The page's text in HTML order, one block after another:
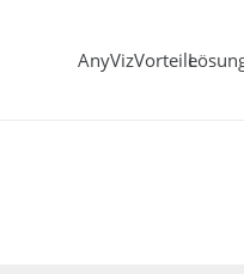
AnyVizVorteile